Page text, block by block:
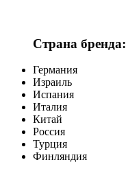
Страна бренда:
Германия
Израиль
Испания
Италия
Китай
Россия
Турция
Финляндия